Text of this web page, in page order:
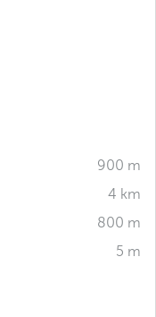
900 m
4 km
800 m
5 m